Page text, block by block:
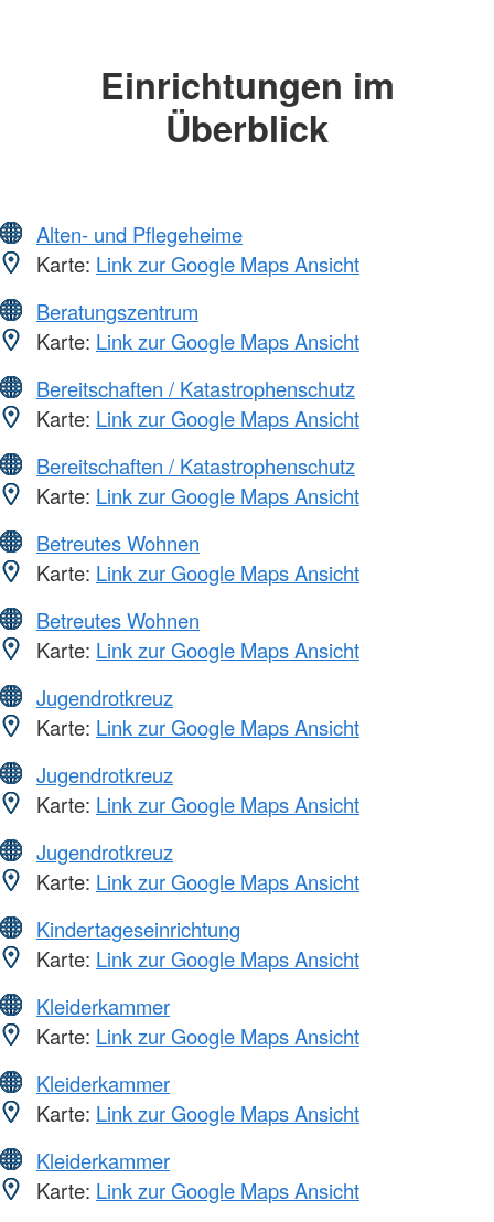
Einrichtungen im
Überblick
Alten- und Pflegeheime
Karte: Link zur Google Maps Ansicht
Beratungszentrum
Karte: Link zur Google Maps Ansicht
Bereitschaften / Katastrophenschutz
Karte: Link zur Google Maps Ansicht
Bereitschaften / Katastrophenschutz
Karte: Link zur Google Maps Ansicht
Betreutes Wohnen
Karte: Link zur Google Maps Ansicht
Betreutes Wohnen
Karte: Link zur Google Maps Ansicht
Jugendrotkreuz
Karte: Link zur Google Maps Ansicht
Jugendrotkreuz
Karte: Link zur Google Maps Ansicht
Jugendrotkreuz
Karte: Link zur Google Maps Ansicht
Kindertageseinrichtung
Karte: Link zur Google Maps Ansicht
Kleiderkammer
Karte: Link zur Google Maps Ansicht
Kleiderkammer
Karte: Link zur Google Maps Ansicht
Kleiderkammer
Karte: Link zur Google Maps Ansicht